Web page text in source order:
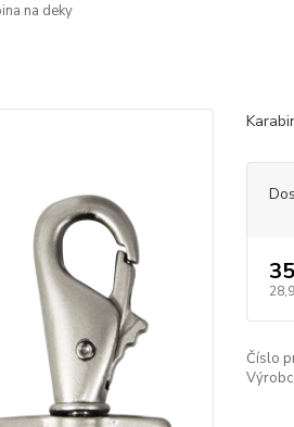
na deky
Číslo